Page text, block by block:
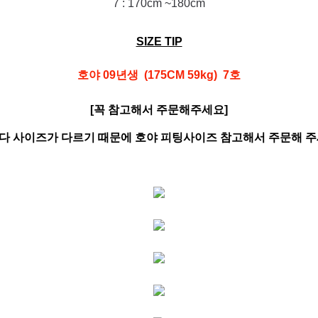
7 : 170cm ~180cm
SIZE TIP
호야 09년생 (175CM 59kg) 7호
[꼭 참고해서 주문해주세요]
사이즈가 다르기 때문에 호야 피팅사이즈 참고해서 주문해